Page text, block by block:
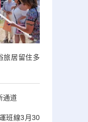
旅居留住多
通道
班線3月30